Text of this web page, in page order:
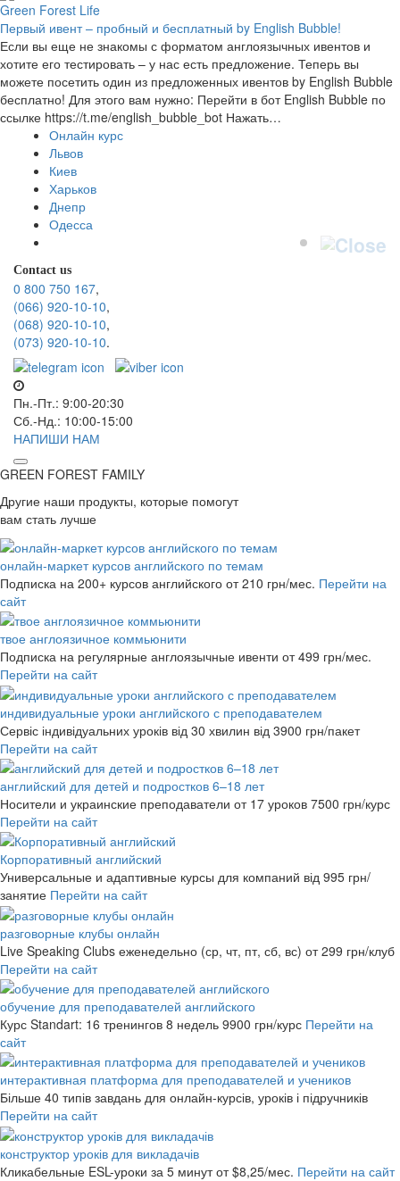
Green Forest Life
Первый ивент – пробный и бесплатный by English Bubble!
Если вы еще не знакомы с форматом англоязычных ивентов и
хотите его тестировать – у нас есть предложение. Теперь вы
можете посетить один из предложенных ивентов by English Bubble
бесплатно! Для этого вам нужно: Перейти в бот English Bubble по
ссылке https://t.me/english_bubble_bot Нажать…
Онлайн курс
Львов
Киев
Харьков
Днепр
Одесса
Contact us
0 800 750 167,
(066) 920-10-10,
(068) 920-10-10,
(073) 920-10-10.
Пн.-Пт.: 9:00-20:30
Сб.-Нд.: 10:00-15:00
НАПИШИ НАМ
GREEN FOREST FAMILY
Другие наши продукты, которые помогут
вам стать лучше
онлайн-маркет курсов английского по темам
Подписка на 200+ курсов английского от 210 грн/мес. Перейти на
сайт
твое англоязичное коммьюнити
Подписка на регулярные англоязычные ивенти от 499 грн/мес.
Перейти на сайт
индивидуальные уроки английского с преподавателем
Сервіс індивідуальних уроків від 30 хвилин від 3900 грн/пакет
Перейти на сайт
английский для детей и подростков 6–18 лет
Носители и украинские преподаватели от 17 уроков 7500 грн/курс
Перейти на сайт
Корпоративный английский
Универсальные и адаптивные курсы для компаний від 995 грн/
занятие Перейти на сайт
разговорные клубы онлайн
Live Speaking Clubs еженедельно (ср, чт, пт, сб, вс) от 299 грн/клуб
Перейти на сайт
обучение для преподавателей английского
Курс Standart: 16 тренингов 8 недель 9900 грн/курс Перейти на
сайт
интерактивная платформа для преподавателей и учеников
Більше 40 типів завдань для онлайн-курсів, уроків і підручників
Перейти на сайт
конструктор уроків для викладачів
Кликабельные ESL-уроки за 5 минутот $8,25/мес. Перейти на сайт